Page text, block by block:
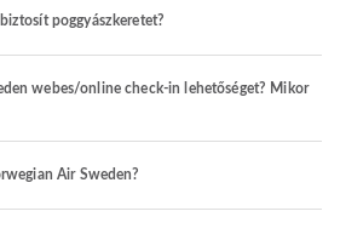
poggyászkeretet?
webes/online check-in lehetőséget? Mikor
Air Sweden?